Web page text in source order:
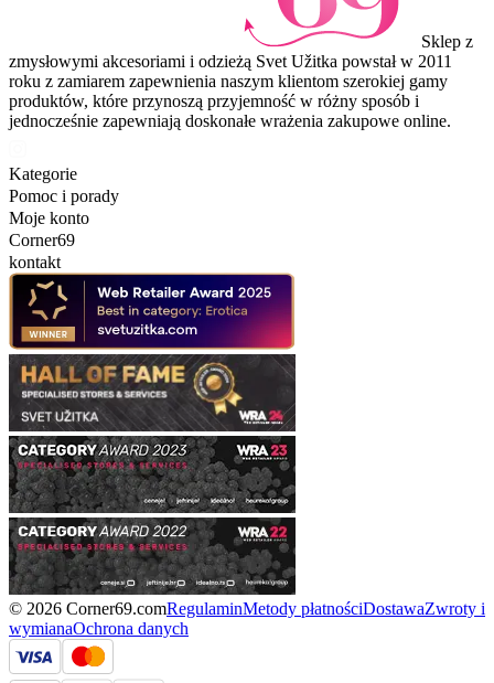
Sklep z
zmysłowymi akcesoriami i odzieżą Svet Užitka powstał w 2011
roku z zamiarem zapewnienia naszym klientom szerokiej gamy
produktów, które przynoszą przyjemność w różny sposób i
jednocześnie zapewniają doskonałe wrażenia zakupowe online.
Kategorie
Pomoc i porady
Moje konto
Corner69
kontakt
© 2026 Corner69.comRegulaminMetody płatnościDostawaZwroty i
wymianaOchrona danych